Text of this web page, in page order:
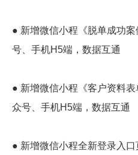
● 新增微信小程《脱单成功
号、手机H5端，数据互通
● 新增微信小程《客户资料
众号、手机H5端，数据互通
● 新增微信小程全新登录入